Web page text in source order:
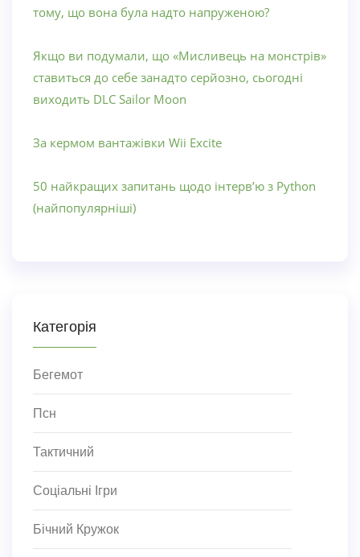
тому, що вона була надто напруженою?
Якщо ви подумали, що «Мисливець на монстрів»
ставиться до себе занадто серйозно, сьогодні
виходить DLC Sailor Moon
За кермом вантажівки Wii Excite
50 найкращих запитань щодо інтерв’ю з Python
(найпопулярніші)
Категорія
Бегемот
Псн
Тактичний
Соціальні Ігри
Бічний Кружок